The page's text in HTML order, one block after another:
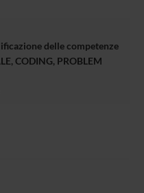
delle competenze
CODING, PROBLEM